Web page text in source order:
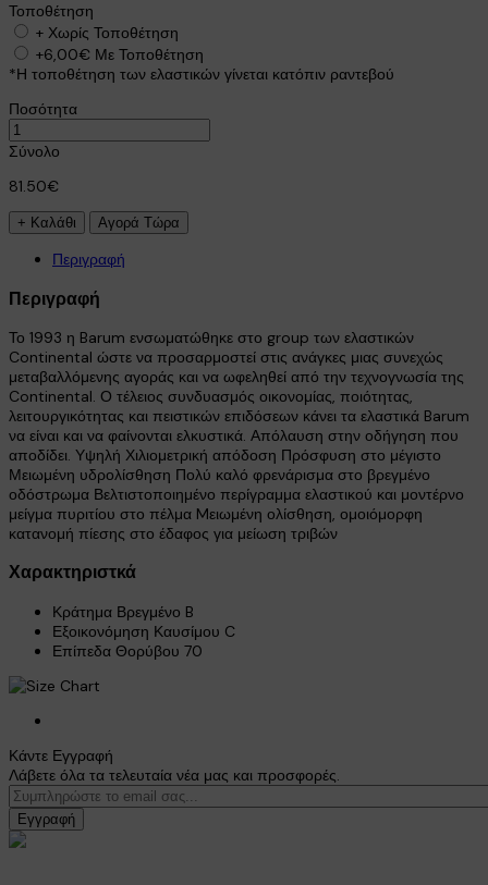
Τοποθέτηση
+ Χωρίς Τοποθέτηση
+6,00€ Με Τοποθέτηση
*Η τοποθέτηση των ελαστικών γίνεται κατόπιν ραντεβού
Ποσότητα
Σύνολο
81.50€
Περιγραφή
Περιγραφή
Το 1993 η Barum ενσωματώθηκε στο group των ελαστικών
Continental ώστε να προσαρμοστεί στις ανάγκες μιας συνεχώς
μεταβαλλόμενης αγοράς και να ωφεληθεί από την τεχνογνωσία της
Continental. Ο τέλειος συνδυασμός οικονομίας, ποιότητας,
λειτουργικότητας και πειστικών επιδόσεων κάνει τα ελαστικά Barum
να είναι και να φαίνονται ελκυστικά. Απόλαυση στην οδήγηση που
αποδίδει. Υψηλή Χιλιομετρική απόδοση Πρόσφυση στο μέγιστο
Μειωμένη υδρολίσθηση Πολύ καλό φρενάρισμα στο βρεγμένο
οδόστρωμα Βελτιστοποιημένο περίγραμμα ελαστικού και μοντέρνο
μείγμα πυριτίου στο πέλμα Mειωμένη ολίσθηση, ομοιόμορφη
κατανομή πίεσης στο έδαφος για μείωση τριβών
Χαρακτηριστκά
Κράτημα Βρεγμένο B
Εξοικονόμηση Καυσίμου C
Επίπεδα Θορύβου 70
Κάντε Εγγραφή
Λάβετε όλα τα τελευταία νέα μας και προσφορές.
Εγγραφή